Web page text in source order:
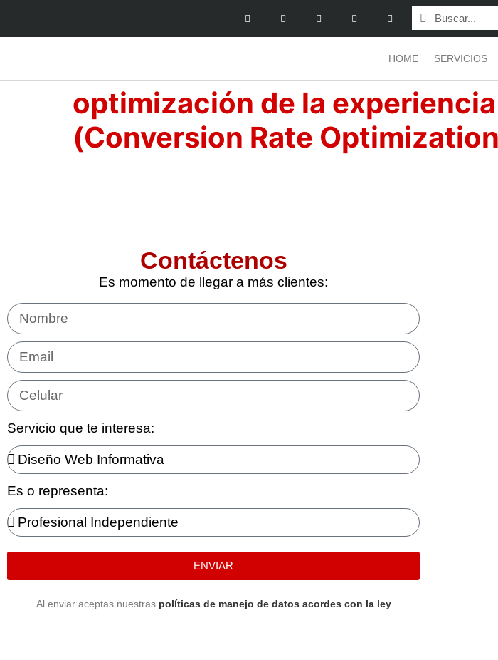
HOME SERVICIOS
optimización de la
(Conversion Rate
Contáctenos
Es momento de llegar a más clientes:
Servicio que te interesa:
Es o representa:
ENVIAR
Al enviar aceptas nuestras políticas de manejo de datos acordes con la ley